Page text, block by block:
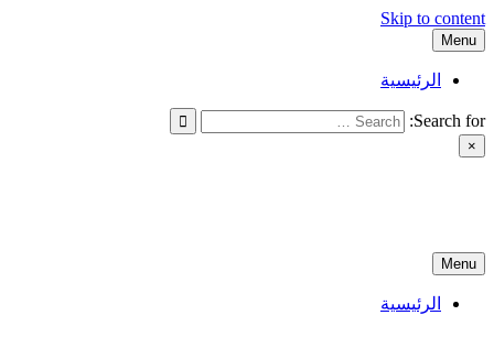
Skip to content
Menu
الرئيسية
Search for:
×
Menu
الرئيسية